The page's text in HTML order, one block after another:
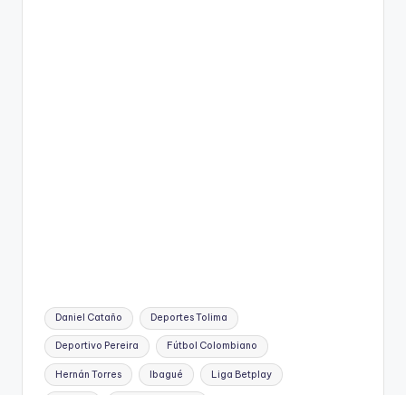
Etiquetas:
Daniel Cataño Deportes Tolima
Deportivo Pereira Fútbol Colombiano
Hernán Torres Ibagué Liga Betplay